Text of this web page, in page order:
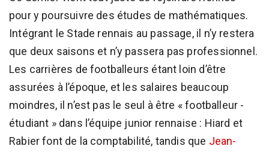
pour y poursuivre des études de mathématiques.
Intégrant le Stade rennais au passage, il n’y restera
que deux saisons et n’y passera pas professionnel.
Les carrières de footballeurs étant loin d’être
assurées à l’époque, et les salaires beaucoup
moindres, il n’est pas le seul à être « footballeur -
étudiant » dans l’équipe junior rennaise : Hiard et
Rabier font de la comptabilité, tandis que Jean-